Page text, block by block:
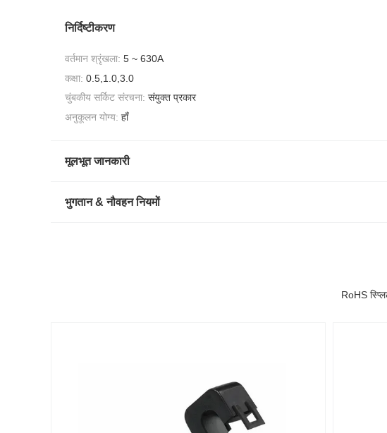
निर्दिष्टीकरण
वर्तमान श्रृंखला: 5 ~ 630A
कक्षा: 0.5,1.0,3.0
चुंबकीय सर्किट संरचना: संयुक्त प्रकार
अनुकूलन योग्य: हाँ
मूलभूत जानकारी
भुगतान & नौवहन नियमों
RoHS